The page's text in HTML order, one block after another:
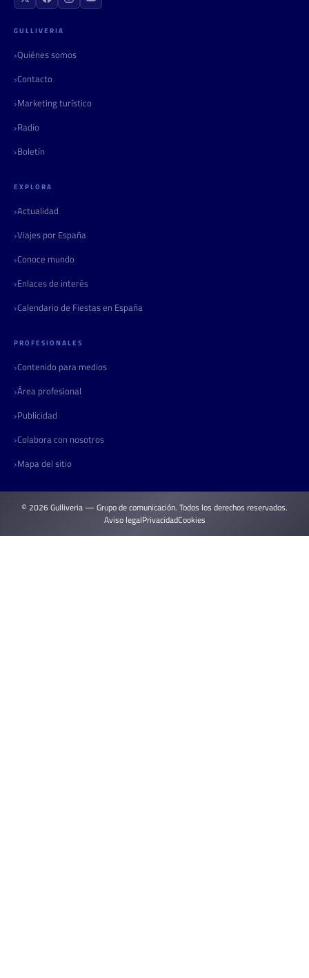
GULLIVERIA
Quiénes somos
Contacto
Marketing turístico
Radio
Boletín
EXPLORA
Actualidad
Viajes por España
Conoce mundo
Enlaces de interés
Calendario de Fiestas en España
PROFESIONALES
Contenido para medios
Área profesional
Publicidad
Colabora con nosotros
Mapa del sitio
© 2026 Gulliveria — Grupo de comunicación. Todos los derechos reservados.
Aviso legalPrivacidadCookies